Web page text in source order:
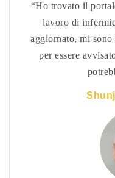
Ho trovato il
lavoro di
aggiornato, mi
per essere